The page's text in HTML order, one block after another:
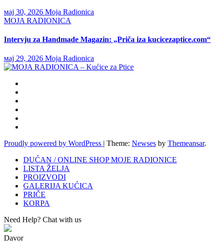
мај 30, 2026 Moja Radionica
MOJA RADIONICA
Intervju za Handmade Magazin: „Priča iza kucicezaptice.com“
мај 29, 2026 Moja Radionica
Proudly powered by WordPress | Theme: Newses by Themeansar.
DUĆAN / ONLINE SHOP MOJE RADIONICE
LISTA ŽELJA
PROIZVODI
GALERIJA KUĆICA
PRIČE
KORPA
Need Help? Chat with us
Davor